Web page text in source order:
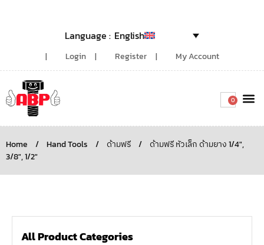
English
Login Register My Account
0
Home / Hand Tools / ด้ามฟรี /
ด้ามฟรี หัวเล็ก ด้ามยาง 1/4",
3/8", 1/2"
All Product Categories